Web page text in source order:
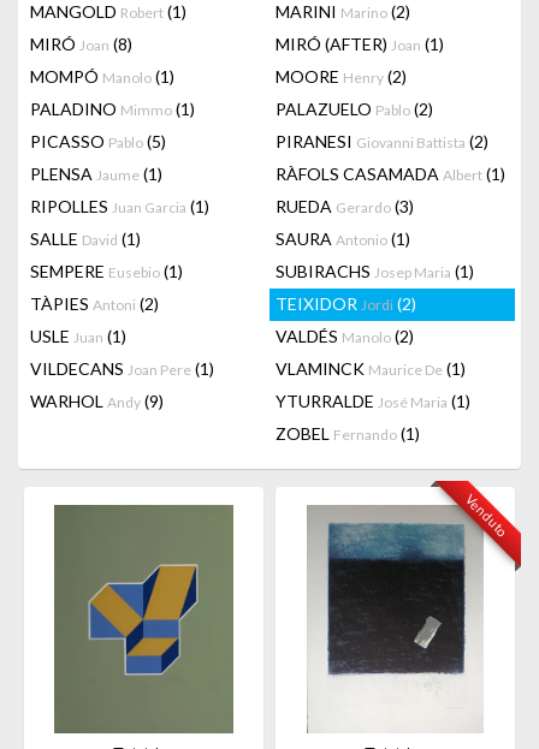
MANGOLD Robert (1) MARINI Marino (2)
MIRÓ Joan (8) MIRÓ (AFTER) Joan (1)
MOMPÓ Manolo (1) MOORE Henry (2)
PALADINO Mimmo (1) PALAZUELO Pablo (2)
PICASSO Pablo (5) PIRANESI Giovanni Battista (2)
PLENSA Jaume (1) RÀFOLS CASAMADA Albert (1)
RIPOLLES Juan Garcia (1) RUEDA Gerardo (3)
SALLE David (1) SAURA Antonio (1)
SEMPERE Eusebio (1) SUBIRACHS Josep Maria (1)
TÀPIES Antoni (2) TEIXIDOR Jordi (2)
USLE Juan (1) VALDÉS Manolo (2)
VILDECANS Joan Pere (1) VLAMINCK Maurice De (1)
WARHOL Andy (9) YTURRALDE José Maria (1)
ZOBEL Fernando (1)
Venduto